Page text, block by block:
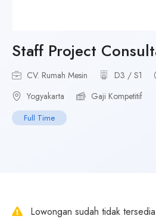
Staff Project
CV. Rumah Mesin D3 / S1
Yogyakarta
Gaji Kompetitif
Full Time
Lowongan sudah tidak